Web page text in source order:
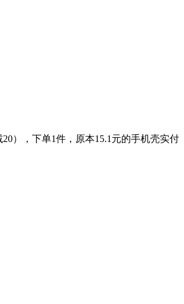
），下单1件，原本15.1元的手机壳实付